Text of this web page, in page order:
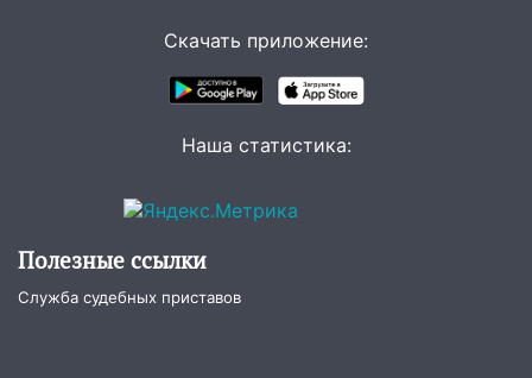
коррупционной схемы при ЦГКБ
отправили в колонию на 7 и 8 лет
соседними Татарстаном и Саратовской
Диана Шурыгина уверовала в
09:35
будут судить за неуплату налогов на 48
Скачать приложение:
Наша статистика:
Полезные ссылки
Служба судебных приставов